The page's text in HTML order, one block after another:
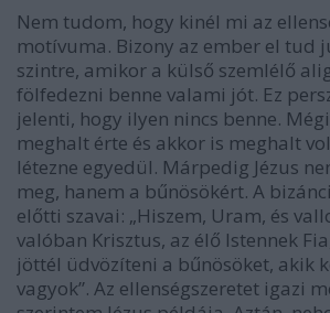
Nem tudom, hogy kinél mi az
motívuma. Bizony az ember el tud
szintre, amikor a külső szemlélő
fölfedezni benne valami jót. Ez
jelenti, hogy ilyen nincs benne.
meghalt érte és akkor is meghalt
létezne egyedül. Márpedig Jézus
meg, hanem a bűnösökért. A
előtti szavai: „Hiszem, Uram, és
valóban Krisztus, az élő Istennek
jöttél üdvözíteni a bűnösöket, akik
vagyok”. Az ellenségszeretet igazi